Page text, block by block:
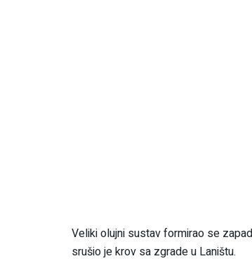
Veliki olujni sustav formirao se
srušio je krov sa zgrade u Laništu.